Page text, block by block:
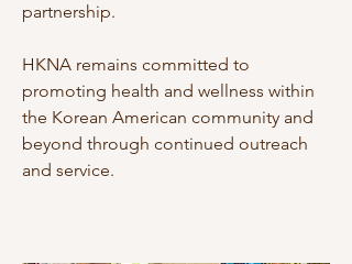
partnership.
HKNA remains committed to
promoting health and wellness within
the Korean American community and
beyond through continued outreach
and service.